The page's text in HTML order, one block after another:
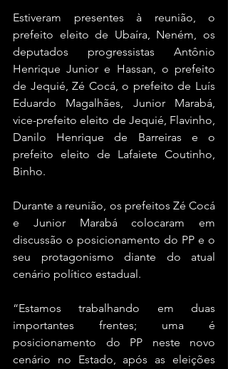
Estiveram presentes à reunião, o
prefeito eleito de Ubaíra, Neném, os
deputados progressistas Antônio
Henrique Junior e Hassan, o prefeito
de Jequié, Zé Cocá, o prefeito de Luís
Eduardo Magalhães, Junior Marabá,
vice-prefeito eleito de Jequié, Flavinho,
Danilo Henrique de Barreiras e o
prefeito eleito de Lafaiete Coutinho,
Binho.
Durante a reunião, os prefeitos Zé Cocá
e Junior Marabá colocaram em
discussão o posicionamento do PP e o
seu protagonismo diante do atual
cenário político estadual.
“Estamos trabalhando em duas
importantes frentes; uma é
posicionamento do PP neste novo
cenário no Estado, após as eleições